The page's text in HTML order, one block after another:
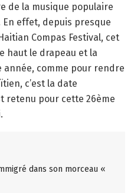
de la musique populaire
effet, depuis presque
Compas Festival, cet
haut le drapeau et la
comme pour rendre
c’est la date
retenu pour cette 26ème
dans son morceau «